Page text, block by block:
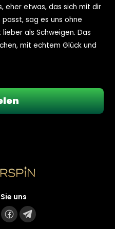
eher etwas, das sich mit dir
sag es uns ohne
als Schweigen. Das
mit echtem Glück und
uns